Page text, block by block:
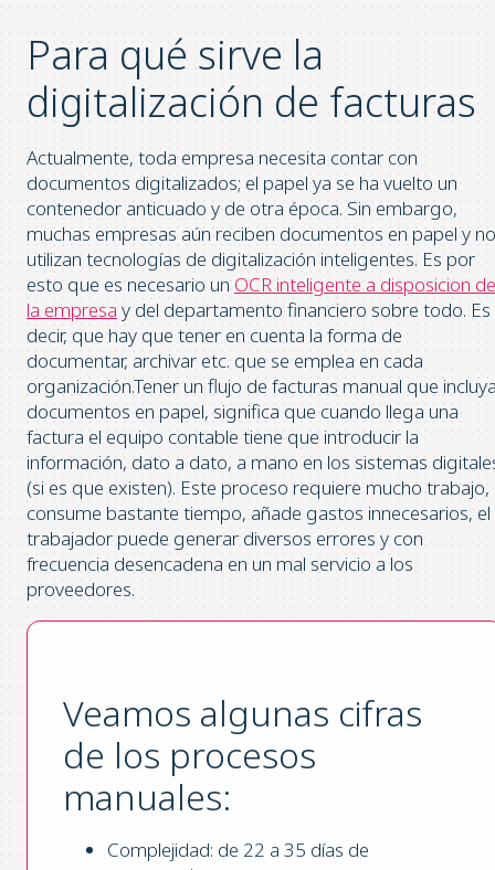
Para qué sirve la
digitalización de facturas
Actualmente, toda empresa necesita contar con
documentos digitalizados; el papel ya se ha vuelto un
contenedor anticuado y de otra época. Sin embargo,
muchas empresas aún reciben documentos en papel y no
utilizan tecnologías de digitalización inteligentes. Es por
esto que es necesario un OCR inteligente a disposicion de
la empresa y del departamento financiero sobre todo. Es
decir, que hay que tener en cuenta la forma de
documentar, archivar etc. que se emplea en cada
organización.Tener un flujo de facturas manual que
documentos en papel, significa que cuando llega una
factura el equipo contable tiene que introducir la
información, dato a dato, a mano en los sistemas
(si es que existen). Este proceso requiere mucho trabajo,
consume bastante tiempo, añade gastos innecesarios, el
trabajador puede generar diversos errores y con
frecuencia desencadena en un mal servicio a los
proveedores.
Veamos algunas cifras
de los procesos
manuales:
Complejidad: de 22 a 35 días de